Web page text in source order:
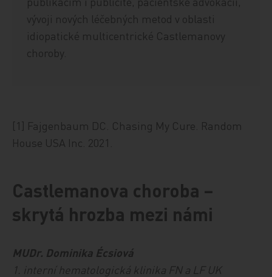
vývoji nových léčebných metod v oblasti
idiopatické multicentrické Castlemanovy
choroby.
[1] Fajgenbaum DC. Chasing My Cure. Random
House USA Inc. 2021.
Castlemanova choroba –
skrytá hrozba mezi námi
MUDr. Dominika Écsiová
1. interní hematologická klinika FN a LF UK